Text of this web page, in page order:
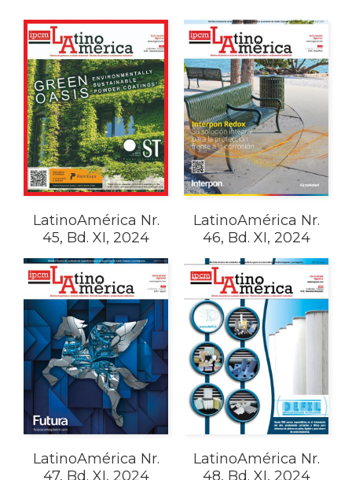
LatinoAmérica Nr.
45, Bd. XI, 2024
LatinoAmérica Nr.
46, Bd. XI, 2024
LatinoAmérica Nr.
47, Bd. XI, 2024
LatinoAmérica Nr.
48, Bd. XI, 2024